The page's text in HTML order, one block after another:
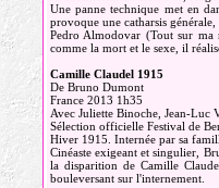
Une panne technique met en
provoque une catharsis
Pedro Almodovar (Tout sur ma
comme la mort et le sexe, il
Camille Claudel 1915
De Bruno
France 2013 1h35
Avec Juliette Binoche, Jean-Luc
Sélection officielle Festival de
Hiver 1915. Internée par sa
Cinéaste exigeant et singulier,
la disparition de Camille
bouleversant sur l'internement.